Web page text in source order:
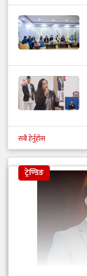
सबै हेर्नुहोस
ट्रेण्डिङ